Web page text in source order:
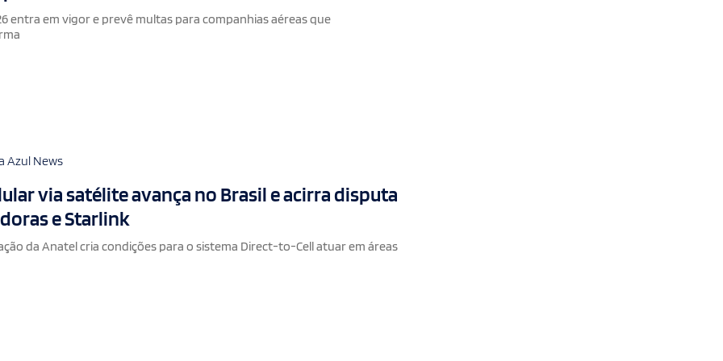
entra em vigor e prevê multas para companhias aéreas que
Azul News
via satélite avança no Brasil e acirra disputa
e Starlink
da Anatel cria condições para o sistema Direct-to-Cell atuar em áreas